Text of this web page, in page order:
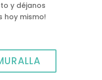
y déjanos
hoy mismo!